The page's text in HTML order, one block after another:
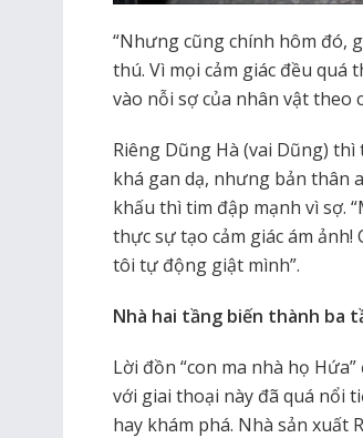
“Nhưng cũng chính hôm đó,
thú. Vì mọi cảm giác đều quá
vào nỗi sợ của nhân vật theo
Riêng Dũng Hà (vai Dũng)
khá gan dạ, nhưng bản thân
khấu thì tim đập mạnh vì sợ.
thực sự tạo cảm giác ám
tôi tự động giật mình”.
Nhà hai tầng biến thành ba
Lời đồn “con ma nhà họ
với giai thoại này đã quá nổi
hay khám phá. Nhà sản xuất